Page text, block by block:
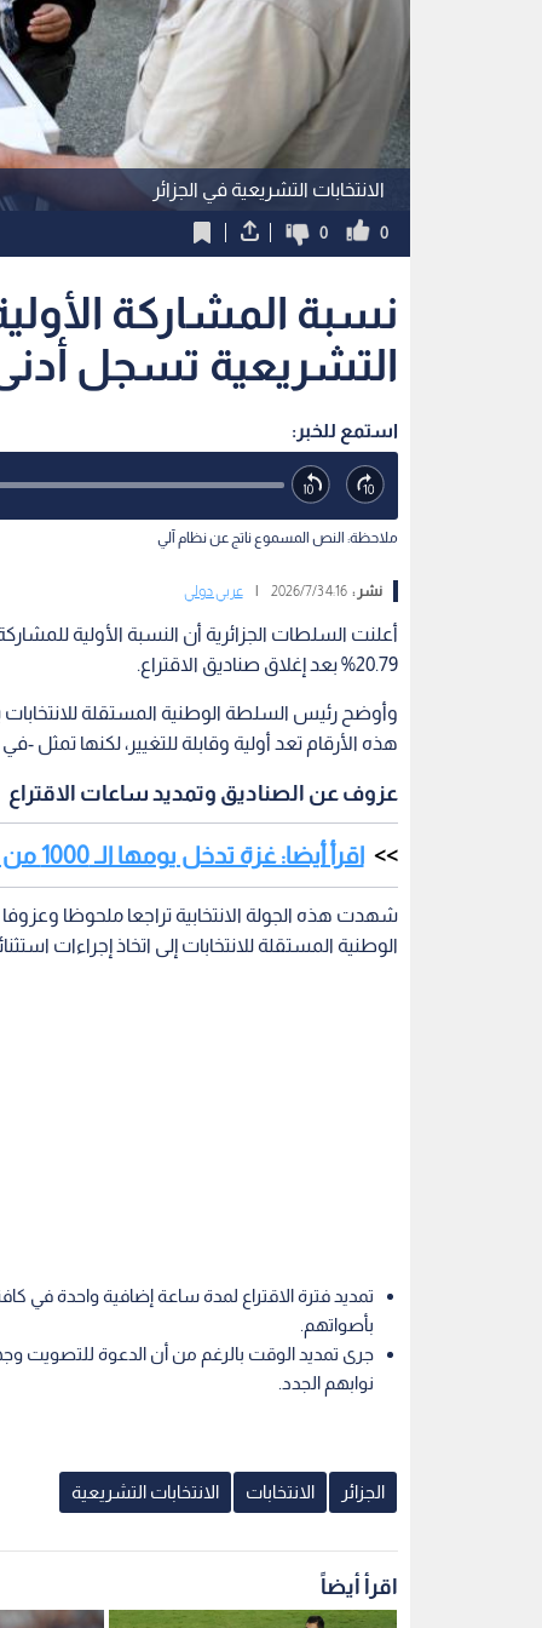
الانتخابات التشريعية في الجزائر
0
0
نسبة المشاركة
التشريعية تسجل أدنى
استمع للخبر:
ملاحظة: النص المسموع ناتج عن نظام آلي
نشر :4:16 2026/7/3
| عربي دولي
أعلنت السلطات الجزائرية أن النسبة الأولية
20.79% بعد إغلاق صناديق الاقتراع.
وأوضح رئيس السلطة الوطنية المستقلة للانتخابات
هذه الأرقام تعد أولية وقابلة للتغيير، لكنها تمثل -
عزوف عن الصناديق وتمديد ساعات الاقتراع
اقرأ أيضا: غزة تدخل يومها الـ 1000 من الحرب بـ 73 ألف شهيد ودمار شبه كامل
شهدت هذه الجولة الانتخابية تراجعا ملحوظا
الوطنية المستقلة للانتخابات إلى اتخاذ إجراءات
تمديد فترة الاقتراع لمدة ساعة إضافية واحدة في
بأصواتهم.
نوابهم الجدد.
الجزائر الانتخابات الانتخابات التشريعية
اقرأ أيضاً